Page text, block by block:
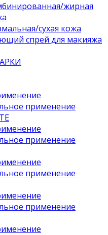
жирная
cухая кожа
спрей для макияжа
применение
применение
применение
применение